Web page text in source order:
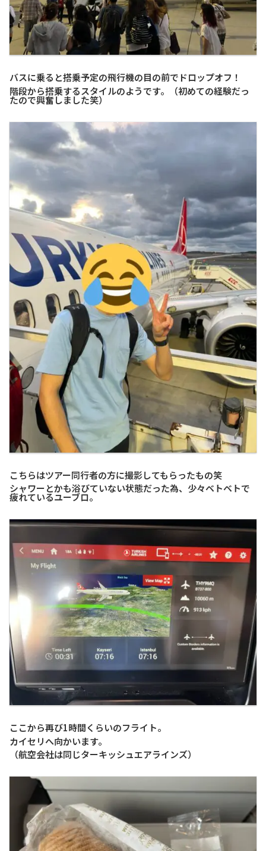
バスに乗ると搭乗予定の飛行機の目の前でドロップオフ！
階段から搭乗するスタイルのようです。（初めての経験だっ
たので興奮しました笑）
こちらはツアー同行者の方に撮影してもらったもの笑
シャワーとかも浴びていない状態だった為、少々ベトベトで
疲れているユーブロ。
ここから再び1時間くらいのフライト。
カイセリへ向かいます。
（航空会社は同じターキッシュエアラインズ）